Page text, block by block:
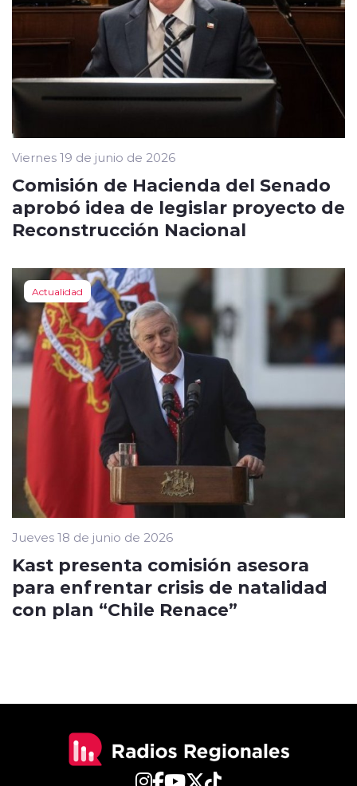
Viernes 19 de junio de 2026
Comisión de Hacienda del Senado
aprobó idea de legislar proyecto de
Reconstrucción Nacional
Actualidad
Jueves 18 de junio de 2026
Kast presenta comisión asesora
para enfrentar crisis de natalidad
con plan “Chile Renace”